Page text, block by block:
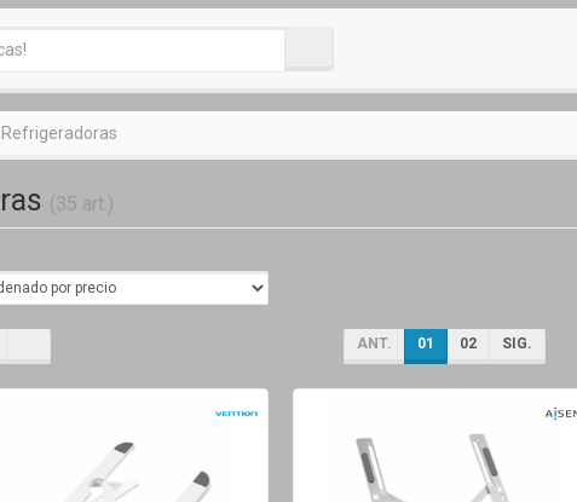
Refrigeradoras
(35 art.)
ANT. 01 02 SIG.